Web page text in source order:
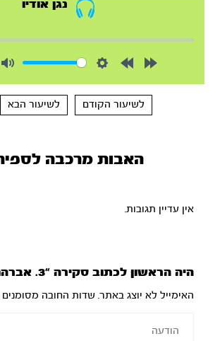
נגן אודיו
10s
10s
לשיעור הקודם
לשיעור הבא
האבות מרכבה
אין עדיין תגובות.
היה הראשון לכתוב סקירה “3. אברהם אבינו”
האימייל לא יוצג באתר. שדות החובה